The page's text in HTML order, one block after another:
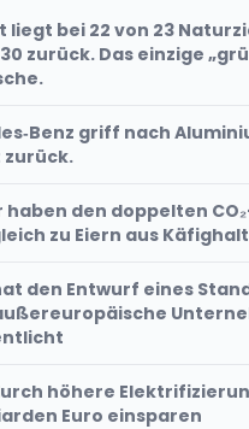
liegt bei 22 von 23
zurück. Das einzige
griff nach
haben den doppelten
zu Eiern aus
hat den Entwurf eines
höhere
Euro einsparen